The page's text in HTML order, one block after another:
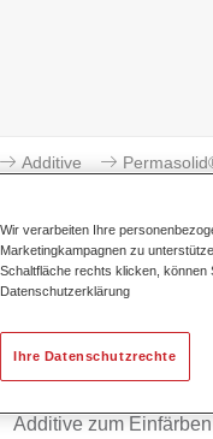
Additive
Additive zum
Wir verarbeiten Ihre
Marketingkampagnen zu
Schaltfläche rechts klicken, können
Datenschutzerklärung
Ihre Datenschutzrechte